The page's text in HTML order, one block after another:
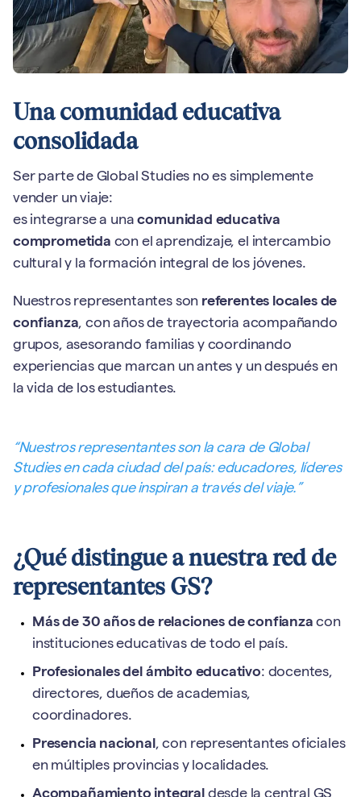
Una comunidad educativa
consolidada
Ser parte de Global Studies no es simplemente
vender un viaje:
es integrarse a unacomunidad educativa
comprometida con el aprendizaje, el intercambio
cultural y la formación integral de los jóvenes.
Nuestros representantes son referentes locales de
confianza, con años de trayectoria acompañando
grupos, asesorando familias y coordinando
experiencias que marcan un antes y un después en
la vida de los estudiantes.
“Nuestros representantes son la cara de Global
Studies en cada ciudad del país: educadores, líderes
y profesionales que inspiran a través del viaje.”
¿Qué distingue a nuestra red de
representantes GS?
Más de 30 años de relaciones de confianza con
instituciones educativas de todo el país.
Profesionales del ámbito educativo: docentes,
directores, dueños de academias,
coordinadores.
Presencia nacional, con representantes oficiales
en múltiples provincias y localidades.